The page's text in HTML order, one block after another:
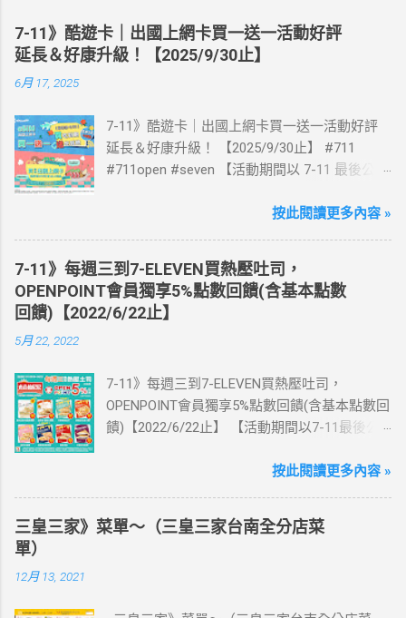
7-11》酷遊卡｜出國上網卡買一送一活動好評
延長＆好康升級！【2025/9/30止】
6月 17, 2025
7-11》酷遊卡｜出國上網卡買一送一活動好評
延長＆好康升級！ 【2025/9/30止】 #711
#711open #seven 【活動期間以 7-11 最後公告
國上網卡 方便、快速、享買一送一優惠！ > 實
送王品集團300元即享券。 (出國開通啟用後回
活動網站登錄 【點我登錄】 ) > eSIM出國上網
卡：好康升級！購買eSIM「吃到飽」方案；即
送同天數「吃到飽」方案。 (例：買1張日本5天
來超商買省錢又方便💰 ·活動詳情：好康優惠看
這邊 【點我看好康優惠】 ·eSIM ibon 購買教學
【點我觀看教學】 📲 全球上網首選，速度穩
澳、美國、菲律賓、歐洲、土耳其 熱門地區通
通有 📲 立即取卡免等待超便利 ✈️ 180天彈性開
通不怕過期 🧳 一人買兩人用，享受出國網路自
由~~eSIM吃到飽買一送一 eSIM適用機型： ※
按此閱讀更多內容 »
7-11》每週三到7-ELEVEN買熱壓吐司，
OPENPOINT會員獨享5%點數回饋(含基本點數
回饋)【2022/6/22止】
5月 22, 2022
7-11》每週三到7-ELEVEN買熱壓吐司，
OPENPOINT會員獨享5%點數回饋(含基本點數回
饋)【2022/6/22止】 【活動期間以7-11最後公
111/5/4~6/22 每週三到7-ELEVEN買熱壓吐司
饋) 【販售門市查詢】
https://emap.pcsc.com.tw/emap.aspx# 小編推
按此閱讀更多內容 »
三皇三家》菜單～（三皇三家台南全分店菜
單）
12月 13, 2021